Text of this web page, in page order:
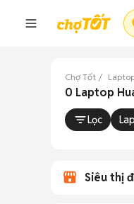
Chợ Tốt
0 Laptop
Lọc
Siêu thị